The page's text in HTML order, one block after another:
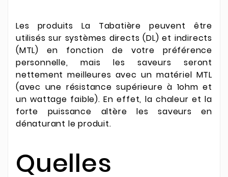
Les produits La Tabatière peuvent être
utilisés sur systèmes directs (DL) et indirects
(MTL) en fonction de votre préférence
personnelle, mais les saveurs seront
nettement meilleures avec un matériel MTL
(avec une résistance supérieure à 1ohm et
un wattage faible). En effet, la chaleur et la
forte puissance altère les saveurs en
dénaturant le produit.
Quelles